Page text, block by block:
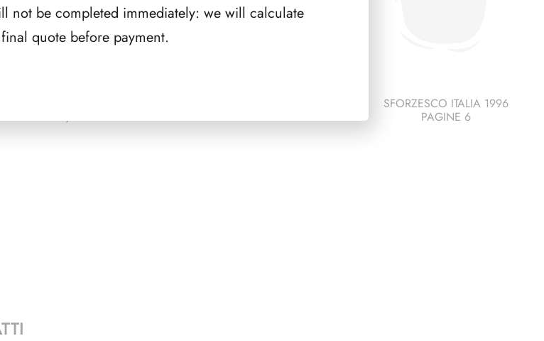
1965/1971
PAGINE 6
SFORZESCO ITALIA 1996
PAGINE 6
not be completed immediately: we will calculate
quote before payment.